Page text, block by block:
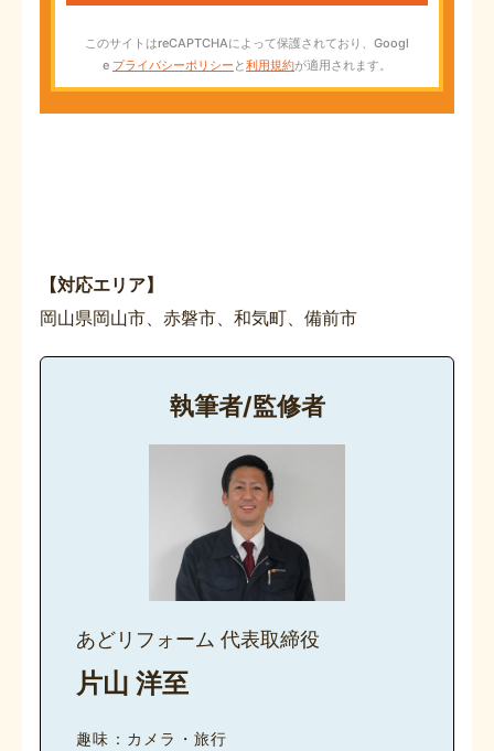
このサイトはreCAPTCHAによって保護されており、Googl
e プライバシーポリシー と利用規約が適用されます。
【対応エリア】
岡山県岡山市、赤磐市、和気町、備前市
執筆者/監修者
あどリフォーム 代表取締役
片山 洋至
趣味：カメラ・旅行